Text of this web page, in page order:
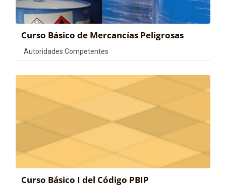
Curso Básico de Mercancías Peligrosas
Categoría de cursos
Autoridades Competentes
Curso Básico I del Código PBIP